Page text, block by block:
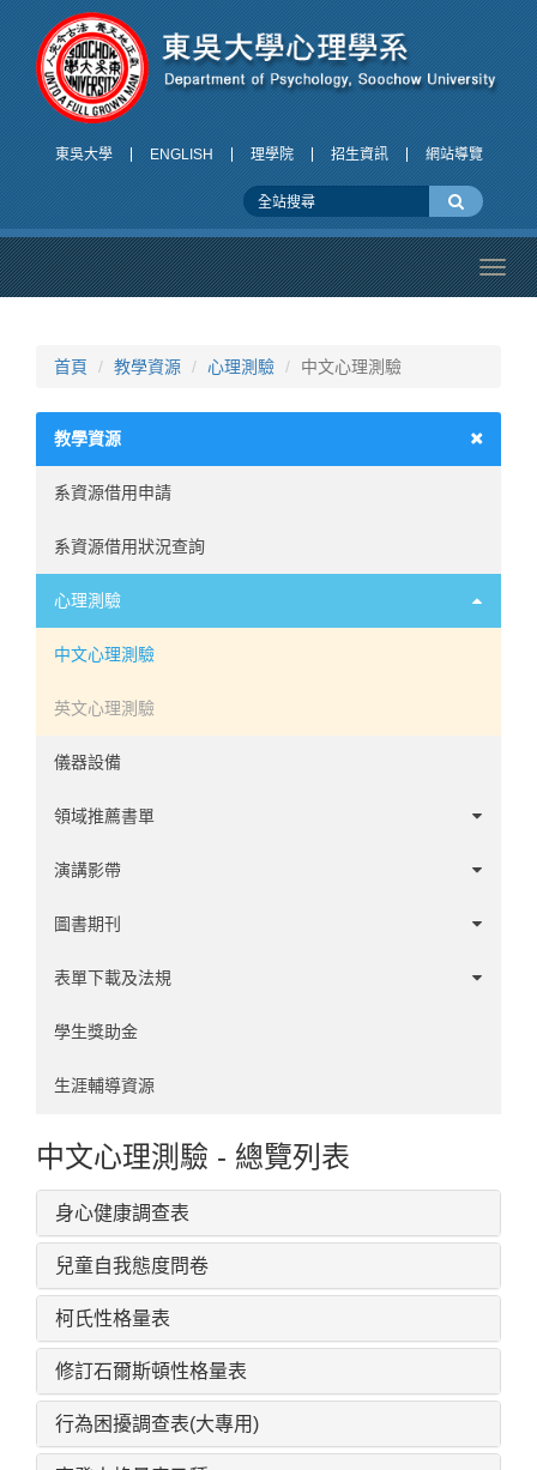
東吳大學 ENGLISH 理學院 招生資訊 網站導覽
首頁 教學資源 心理測驗 中文心理測驗
教學資源
系資源借用申請
系資源借用狀況查詢
心理測驗
中文心理測驗
英文心理測驗
儀器設備
領域推薦書單
諮商領域
心理學家傳記
發展領域
社會與性格領域
臨床領域
神經心理領域
實驗認知領域
使用者經驗領域
心理計量領域
人力資源領域
演講影帶
1-20
21-60
61-100
101-140
141-194
圖書期刊
1-60
61-120
121-180
181-240
241-300
301-326
表單下載及法規
學系事務
碩班事務
實習辦法
其他
學生獎助金
生涯輔導資源
中文心理測驗 - 總覽列表
身心健康調查表
兒童自我態度問卷
柯氏性格量表
修訂石爾斯頓性格量表
行為困擾調查表(大專用)